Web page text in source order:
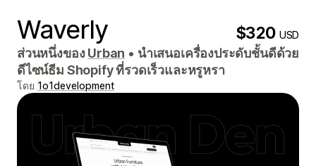
Waverly $320USD
ส่วนหนึ่งของUrban • นำเสนอเครื่องประดับชั้นดีด้วย
ดีไซน์ธีม Shopify ที่รวดเร็วและหรูหรา
โดย 1o1development